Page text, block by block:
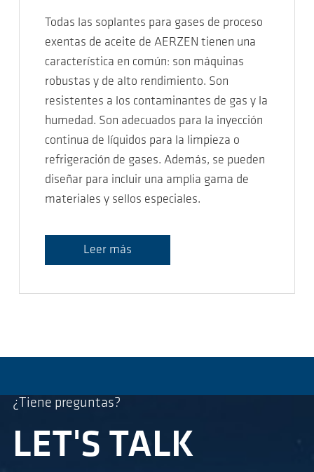
Todas las soplantes para gases de proceso
exentas de aceite de AERZEN tienen una
característica en común: son máquinas
robustas y de alto rendimiento. Son
resistentes a los contaminantes de gas y la
humedad. Son adecuados para la inyección
continua de líquidos para la limpieza o
refrigeración de gases. Además, se pueden
diseñar para incluir una amplia gama de
materiales y sellos especiales.
Leer más
¿Tiene preguntas?
LET'S TALK